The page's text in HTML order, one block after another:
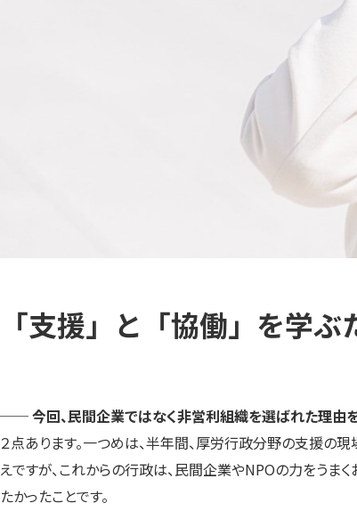
「支援」と「協働」を学
── 今回、民間企業ではなく非営利組織を選ばれた理由を
２点あります。一つめは、半年間、厚労行政分野の支援の
えですが、これからの行政は、民間企業やNPOの力をうま
たかったことです。